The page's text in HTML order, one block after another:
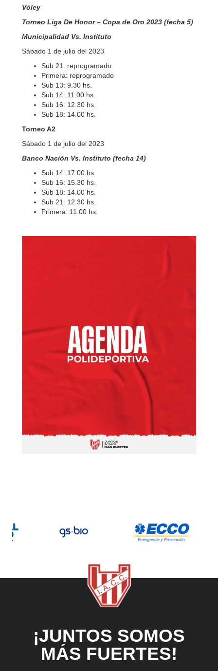
Vóley
Torneo Liga De Honor – Copa de Oro 2023 (fecha 5)
Municipalidad Vs. Instituto
Sábado 1 de julio del 2023
Sub 21: reprogramado
Primera: reprogramado
Sub 13: 9.30 hs.
Sub 14: 11.00 hs.
Sub 16: 12.30 hs.
Sub 18: 14.00 hs.
Torneo A2
Sábado 1 de julio del 2023
Banco Nación Vs. Instituto (fecha 14)
Sub 14: 17.00 hs.
Sub 16: 15.30 hs.
Sub 18: 14.00 hs.
Sub 21: 12.30 hs.
Primera: 11.00 hs.
¡JUNTOS SOMOS
MÁS FUERTES!